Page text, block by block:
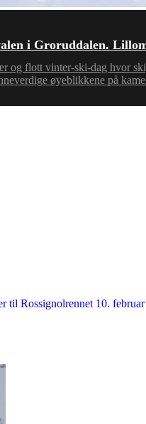
i Groruddalen.
og flott vinter-ski-dag hvor
øyeblikkene på
til Rossignolrennet 10.